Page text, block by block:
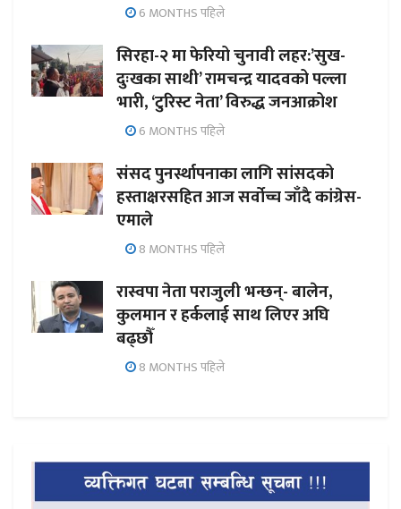
6 MONTHS पहिले
सिरहा-२ मा फेरियो चुनावी लहर:’सुख-
दुःखका साथी’ रामचन्द्र यादवको पल्ला
भारी, ‘टुरिस्ट नेता’ विरुद्ध जनआक्रोश
6 MONTHS पहिले
संसद पुनर्स्थापनाका लागि सांसदको
हस्ताक्षरसहित आज सर्वोच्च जाँदै कांग्रेस-
एमाले
8 MONTHS पहिले
रास्वपा नेता पराजुली भन्छन्- बालेन,
कुलमान र हर्कलाई साथ लिएर अघि
बढ्छौँ
8 MONTHS पहिले